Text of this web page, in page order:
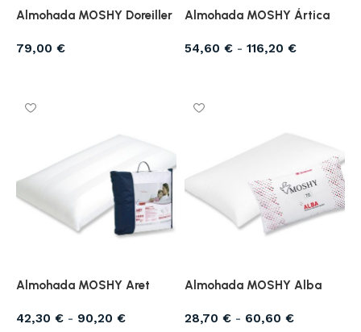
Almohada MOSHY Doreiller
79,00 €
Almohada MOSHY Ártica
54,60 € - 116,20 €
Almohada MOSHY Aret
42,30 € - 90,20 €
Almohada MOSHY Alba
28,70 € - 60,60 €